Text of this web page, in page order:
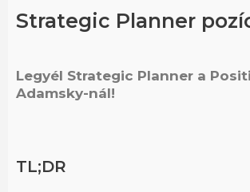
Strategic Planner
Legyél Strategic Planner a
Adamsky-nál!
TL;DR